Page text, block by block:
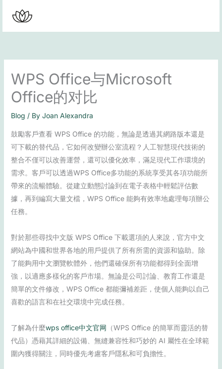
content
WPS Office与Microsoft
Office的对比
Blog / By Joan Alexandra
鼓勵客戶查看 WPS Office 的功能，無論是透過其網路版本還是
可下載的替代品，它如何改變辦公室流程？人工智慧現代技術的
整合不僅可以改善運營，還可以優化效率，滿足現代工作環境的
需求。客戶可以透過WPS Office多功能的系統享受其各項功能所
帶來的流暢體驗。從建立動態討論到在電子表格中輕鬆評估數
據，再到編寫大量文檔，WPS Office 能夠有效率地處理每項辦公
任務。
對於那些尋找中文版 WPS Office 下載選項的人來說，官方中文
網站為中國和世界各地的用戶提供了所有所需的資源和協助。除
了能夠用中文瀏覽軟體外，他們還確保所有功能都得到全面增
強，以適應多樣化的客戶市場。無論是公司討論、教育工作還是
簡單的文件修改，WPS Office 都能彌補差距，使個人能夠以自己
喜歡的語言和在社交環境中完成任務。
了解為什麼wps office中文官网 （WPS Office 的簡單而靈活的替
代品）憑藉其詳細的設備、無縫兼容性和巧妙的 AI 屬性在全球範
圍內獲得關注，同時優先考慮客戶隱私和可負擔性。